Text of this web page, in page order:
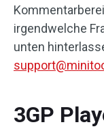
irgendwelche
unten
3GP